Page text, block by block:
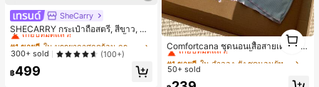
SheCarry
SHECARRY กระเป๋าถือสตรี, สีขาว, แฟ
ชั่น, สง่างาม, วันหยุด, งานปาร์ตี้
#1 ขายดี
เกือบหมดแล้ว!
#1 ขายดี
เกือบหมดแล้ว!
#1 ขายดี
เกือบหมดแล้ว!
#1 ขายดี
ใน บรรยากาศฤดูร้อน กระเป๋าหูหิ้วด้านบนผู้หญิง
เกือบหมดแล้ว!
300+ sold (100+)
฿499
Comfortcana ชุดนอนเสื้อสายเดี่ยวแต่
งระบายและกางเกงขาสั้นสำหรับผู้หญิง
#1 ขายดี
ใน ลำลอง-ยัง ชุดนอนผู้หญิง
เกือบหมดแล้ว!
#1 ขายดี
เกือบหมดแล้ว!
#1 ขายดี
เกือบหมดแล้ว!
#1 ขายดี
50+ sold
1